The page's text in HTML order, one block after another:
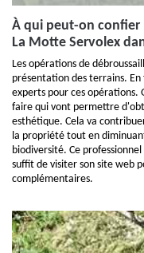
À qui peut-on confier
La Motte Servolex
Les opérations de
présentation des terrains.
experts pour ces opérations.
faire qui vont permettre
esthétique. Cela va
la propriété tout en
biodiversité. Ce
suffit de visiter son site web
complémentaires.